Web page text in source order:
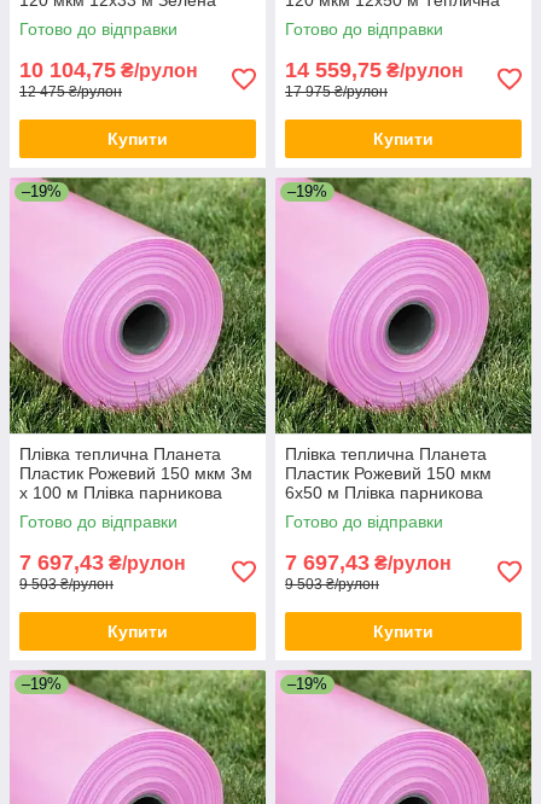
плівка для теплиць
Готово до відправки
10 104,75 ₴/рулон
12 475 ₴/рулон
Купити
плівка для парника
Готово до відправки
14 559,75 ₴/рулон
17 975 ₴/рулон
Купити
–19%
Плівка теплична Планета
Пластик Рожевий 150 мкм 3м
х 100 м Плівка парникова
Теплична плівка для
фермерів
Готово до відправки
7 697,43 ₴/рулон
9 503 ₴/рулон
Купити
–19%
Плівка теплична Планета
Пластик Рожевий 150 мкм
6х50 м Плівка парникова
Теплична плівка для
фермерів
Готово до відправки
7 697,43 ₴/рулон
9 503 ₴/рулон
Купити
–19% –19%